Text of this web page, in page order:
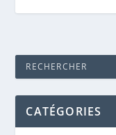
CATÉGORIES